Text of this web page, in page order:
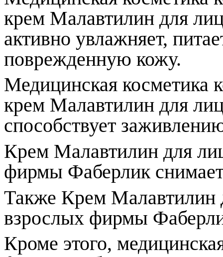
крем Малавтилин для
активно увлажняет,
поврежденную кожу.
Медицинская косметика
крем Малавтилин для
способствует
Крем Малавтилин для
фирмы Фаберлик
Также Крем Малавтилин
взрослых фирмы
Кроме этого,